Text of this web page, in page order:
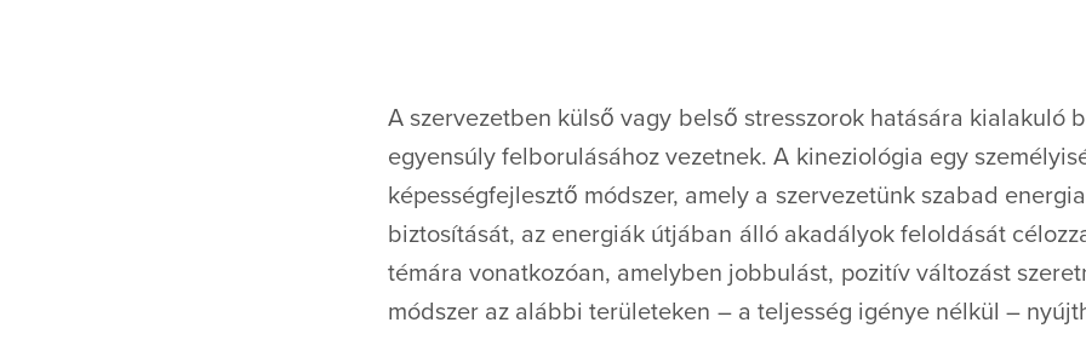
A szervezetben külső vagy belső stresszorok hatására kialakuló
egyensúly felborulásához vezetnek. A kineziológia egy
képességfejlesztő módszer, amely a szervezetünk szabad
biztosítását, az energiák útjában álló akadályok feloldását
témára vonatkozóan, amelyben jobbulást, pozitív változást
módszer az alábbi területeken – a teljesség igénye nélkül –